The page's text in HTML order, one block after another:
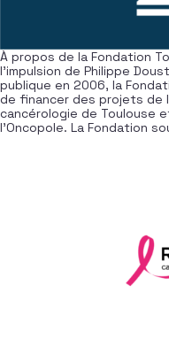
À propos de la Fondation
l’impulsion de Philippe
publique en 2006, la
de financer des projets de
cancérologie de Toulouse
l’Oncopole. La Fondation